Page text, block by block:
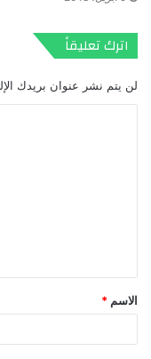
اترك تعليقاً
لن يتم نشر عنوان بريدك
الاسم *